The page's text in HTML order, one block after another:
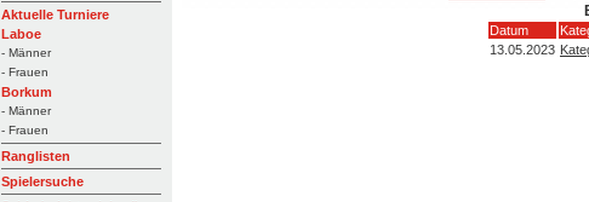
Aktuelle Turniere
Laboe
- Männer
- Frauen
Borkum
- Männer
- Frauen
Ranglisten
Spielersuche
Datum
13.05.2023